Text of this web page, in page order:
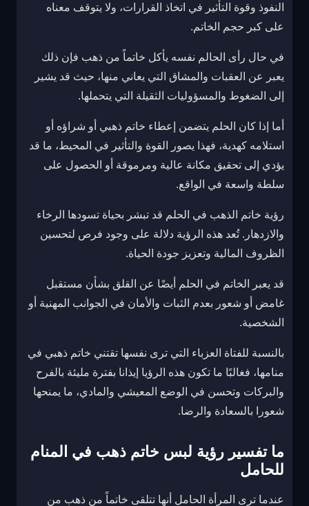
النفوذ وقوة التأثير في اتخاذ القرارات، ولا يتوقف معناه
على كبر حجم الخاتم.
في حال رأى الحالم نفسه يأكل خاتماً من ذهب فإن ذلك
يعبر عن العقبات والمشاق التي يعاني منها، حيث قد يشير
إلى الضغوط والمسؤوليات الثقيلة التي يتحملها.
أما إذا كان الحلم يتضمن إعطاء خاتم ذهبي أو شراؤه أو
استلامه كهدية، فهذا يصور القوة والتأثير في المحيط، ما قد
يؤدي إلى تحقيق مكانة عالية ومرموقة أو الحصول على
سلطة واسعة في الواقع.
رؤية خاتم الذهب في الحلم قد تبشر بحياة تسودها الرخاء
والازدهار. تُعد هذه الرؤية دلالة على وجود فرص لتحسين
الظروف المالية وتعزيز جودة الحياة.
قد يعبر الخاتم في الحلم أيضًا عن القلق بشأن مستقبل
غامض أو شعور بعدم الثبات والأمان في الجوانب المهنية أو
الشخصية.
بالنسبة للفتاة العزباء التي ترى نفسها تقتني خاتم ذهبي في
منامها، فغالبًا ما تكون هذه الرؤيا إيذانا بفترة مليئة بالفرح
والبركات وتحسن في الوضع المعيشي والمادي، ما يمنحها
شعورا بالسعادة والرضا.
ما تفسير رؤية لبس خاتم ذهب في المنام
للحامل
عندما ترى المرأة الحامل أنها تتلقى خاتماً من ذهب من